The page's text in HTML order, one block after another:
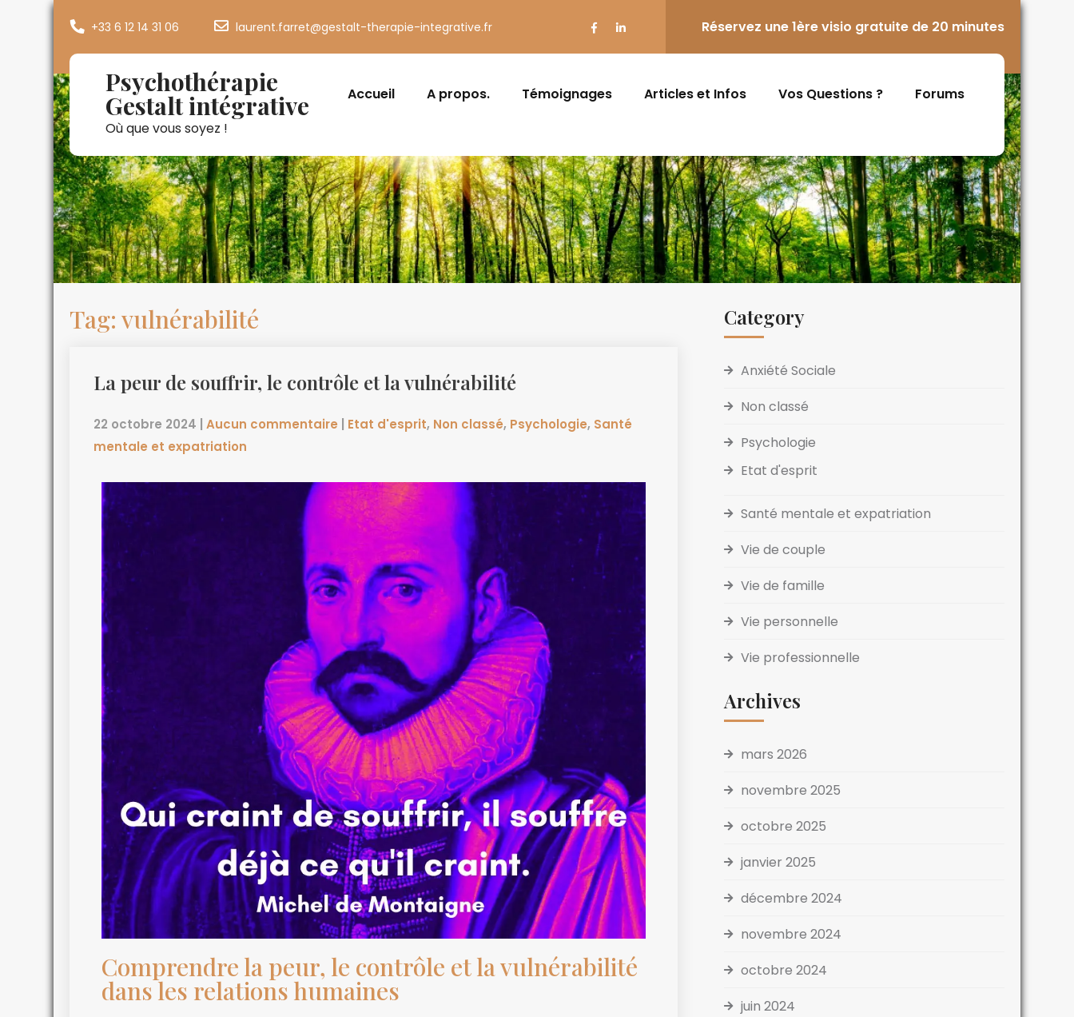
+33 6 12 14 31 06 laurent.farret@gestalt-therapie-integrative.fr Réservez une 1ère visio gratuite de 20 minutes
Psychothérapie
Gestalt intégrative
Où que vous soyez !
Accueil A propos. Témoignages Articles et Infos Vos Questions ? Forums
Tag: vulnérabilité
La peur de souffrir, le contrôle et la vulnérabilité
22 octobre 2024 Aucun commentaire Etat d'esprit, Non classé, Psychologie, Santé
mentale et expatriation
Comprendre la peur, le contrôle et la vulnérabilité
dans les relations humaines
Category
Anxiété Sociale
Non classé
Psychologie
Etat d'esprit
Santé mentale et expatriation
Vie de couple
Vie de famille
Vie personnelle
Vie professionnelle
Archives
mars 2026
novembre 2025
octobre 2025
janvier 2025
décembre 2024
novembre 2024
octobre 2024
juin 2024